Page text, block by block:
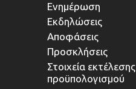
Ενημέρωση
Εκδηλώσεις
Αποφάσεις
Προσκλήσεις
Στοιχεία εκτέλεσης
προϋπολογισμού